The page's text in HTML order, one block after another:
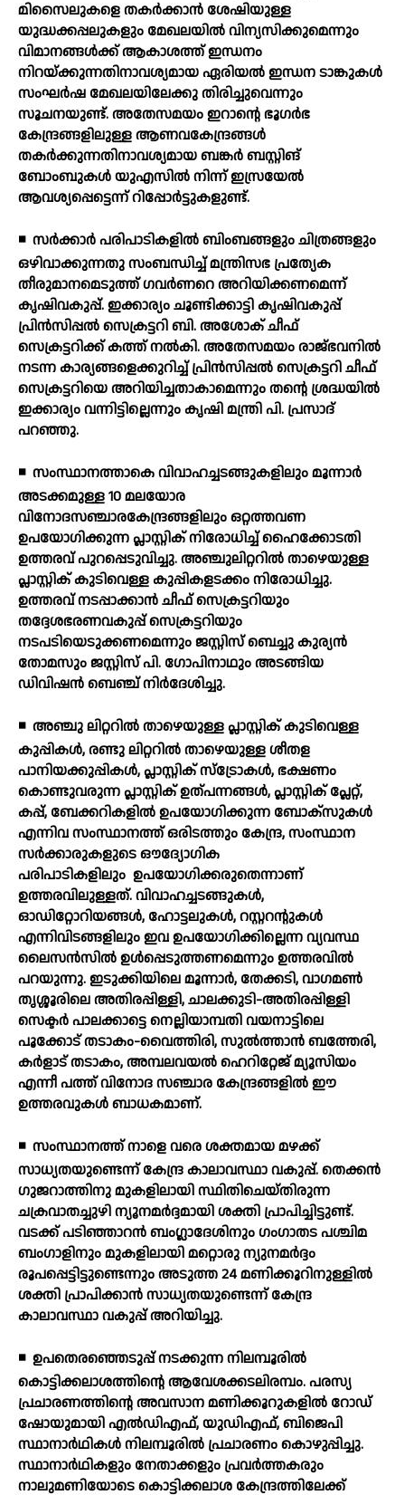
മിസൈലുകളെ തകര്‍ക്കാന്‍ ശേഷിയുള്ള
യുദ്ധക്കപ്പലുകളും മേഖലയില്‍ വിന്യസിക്കുമെന്നും
വിമാനങ്ങള്‍ക്ക് ആകാശത്ത് ഇന്ധനം
നിറയ്ക്കുന്നതിനാവശ്യമായ ഏരിയല്‍ ഇന്ധന ടാങ്കുകള്‍
സംഘര്‍ഷ മേഖലയിലേക്കു തിരിച്ചുവെന്നും
സൂചനയുണ്ട്. അതേസമയം ഇറാന്റെ ഭൂഗര്‍ഭ
കേന്ദ്രങ്ങളിലുള്ള ആണവകേന്ദ്രങ്ങള്‍
തകര്‍ക്കുന്നതിനാവശ്യമായ ബങ്കര്‍ ബസ്റ്റിങ്
ബോംബുകള്‍ യുഎസില്‍ നിന്ന് ഇസ്രയേല്‍
ആവശ്യപ്പെട്ടെന്ന് റിപ്പോര്‍ട്ടുകളുണ്ട്.
◾ സര്‍ക്കാര്‍ പരിപാടികളില്‍ ബിംബങ്ങളും ചിത്രങ്ങളും
ഒഴിവാക്കുന്നതു സംബന്ധിച്ച് മന്ത്രിസഭ പ്രത്യേക
തീരുമാനമെടുത്ത് ഗവര്‍ണറെ അറിയിക്കണമെന്ന്
കൃഷിവകുപ്പ്. ഇക്കാര്യം ചൂണ്ടിക്കാട്ടി കൃഷിവകുപ്പ്
പ്രിന്‍സിപ്പല്‍ സെക്രട്ടറി ബി. അശോക് ചീഫ്
സെക്രട്ടറിക്ക് കത്ത് നല്‍കി. അതേസമയം രാജ്ഭവനില്‍
നടന്ന കാര്യങ്ങളെക്കുറിച്ച് പ്രിന്‍സിപ്പല്‍ സെക്രട്ടറി ചീഫ്
സെക്രട്ടറിയെ അറിയിച്ചതാകാമെന്നും തന്റെ ശ്രദ്ധയില്‍
ഇക്കാര്യം വന്നിട്ടില്ലെന്നും കൃഷി മന്ത്രി പി. പ്രസാദ്
പറഞ്ഞു.
◾ സംസ്ഥാനത്താകെ വിവാഹച്ചടങ്ങുകളിലും മൂന്നാര്‍
അടക്കമുള്ള 10 മലയോര
വിനോദസഞ്ചാരകേന്ദ്രങ്ങളിലും ഒറ്റത്തവണ
ഉപയോഗിക്കുന്ന പ്ലാസ്റ്റിക് നിരോധിച്ച് ഹൈക്കോടതി
ഉത്തരവ് പുറപ്പെടുവിച്ചു. അഞ്ചുലിറ്ററില്‍ താഴെയുള്ള
പ്ലാസ്റ്റിക് കുടിവെള്ള കുപ്പികളടക്കം നിരോധിച്ചു.
ഉത്തരവ് നടപ്പാക്കാന്‍ ചീഫ് സെക്രട്ടറിയും
തദ്ദേശഭരണവകുപ്പ് സെക്രട്ടറിയും
നടപടിയെടുക്കണമെന്നും ജസ്റ്റിസ് ബെച്ചു കുര്യന്‍
തോമസും ജസ്റ്റിസ് പി. ഗോപിനാഥും അടങ്ങിയ
ഡിവിഷന്‍ ബെഞ്ച് നിര്‍ദേശിച്ചു.
◾ അഞ്ചു ലിറ്ററില്‍ താഴെയുള്ള പ്ലാസ്റ്റിക് കുടിവെള്ള
കുപ്പികള്‍, രണ്ടു ലിറ്ററില്‍ താഴെയുള്ള ശീതള
പാനിയക്കുപ്പികള്‍, പ്ലാസ്റ്റിക് സ്‌ട്രോകള്‍, ഭക്ഷണം
കൊണ്ടുവരുന്ന പ്ലാസ്റ്റിക് ഉത്പന്നങ്ങള്‍, പ്ലാസ്റ്റിക് പ്ലേറ്റ്,
കപ്പ്, ബേക്കറികളില്‍ ഉപയോഗിക്കുന്ന ബോക്സുകള്‍
എന്നിവ സംസ്ഥാനത്ത് ഒരിടത്തും കേന്ദ്ര, സംസ്ഥാന
സര്‍ക്കാരുകളുടെ ഔദ്യോഗിക
പരിപാടികളിലും ഉപയോഗിക്കരുതെന്നാണ്
ഉത്തരവിലുള്ളത്. വിവാഹച്ചടങ്ങുകള്‍,
ഓഡിറ്റോറിയങ്ങള്‍, ഹോട്ടലുകള്‍, റസ്റ്ററന്റുകള്‍
എന്നിവിടങ്ങളിലും ഇവ ഉപയോഗിക്കില്ലെന്ന വ്യവസ്ഥ
ലൈസന്‍സില്‍ ഉള്‍പ്പെടുത്തണമെന്നും ഉത്തരവില്‍
പറയുന്നു. ഇടുക്കിയിലെ മൂന്നാര്‍, തേക്കടി, വാഗമണ്‍
തൃശ്ശൂരിലെ അതിരപ്പിള്ളി, ചാലക്കുടി-അതിരപ്പിള്ളി
സെക്ടര്‍ പാലക്കാട്ടെ നെല്ലിയാമ്പതി വയനാട്ടിലെ
പൂക്കോട് തടാകം-വൈത്തിരി, സുല്‍ത്താന്‍ ബത്തേരി,
കര്‍ളാട് തടാകം, അമ്പലവയല്‍ ഹെറിറ്റേജ് മ്യൂസിയം
എന്നീ പത്ത് വിനോദ സഞ്ചാര കേന്ദ്രങ്ങളില്‍ ഈ
ഉത്തരവുകള്‍ ബാധകമാണ്.
◾ സംസ്ഥാനത്ത് നാളെ വരെ ശക്തമായ മഴക്ക്
സാധ്യതയുണ്ടെന്ന് കേന്ദ്ര കാലാവസ്ഥാ വകുപ്പ്. തെക്കന്‍
ഗുജറാത്തിനു മുകളിലായി സ്ഥിതിചെയ്തിരുന്ന
ചക്രവാതച്ചുഴി ന്യൂനമര്‍ദ്ദമായി ശക്തി പ്രാപിച്ചിട്ടുണ്ട്.
വടക്ക് പടിഞ്ഞാറന്‍ ബംഗ്ലാദേശിനും ഗംഗാതട പശ്ചിമ
ബംഗാളിനും മുകളിലായി മറ്റൊരു ന്യുനമര്‍ദ്ദം
രൂപപ്പെട്ടിട്ടുണ്ടെന്നും അടുത്ത 24 മണിക്കൂറിനുള്ളില്‍
ശക്തി പ്രാപിക്കാന്‍ സാധ്യതയുണ്ടെന്ന് കേന്ദ്ര
കാലാവസ്ഥാ വകുപ്പ് അറിയിച്ചു.
◾ ഉപതെരഞ്ഞെടുപ്പ് നടക്കുന്ന നിലമ്പൂരില്‍
കൊട്ടിക്കലാശത്തിന്റെ ആവേശക്കടലിരമ്പം. പരസ്യ
പ്രചാരണത്തിന്റെ അവസാന മണിക്കൂറുകളില്‍ റോഡ്
ഷോയുമായി എല്‍ഡിഎഫ്, യുഡിഎഫ്, ബിജെപി
സ്ഥാനാര്‍ഥികള്‍ നിലമ്പൂരില്‍ പ്രചാരണം കൊഴുപ്പിച്ചു.
സ്ഥാനാര്‍ഥികളും നേതാക്കളും പ്രവര്‍ത്തകരും
നാലുമണിയോടെ കൊട്ടിക്കലാശ കേന്ദ്രത്തിലേക്ക്